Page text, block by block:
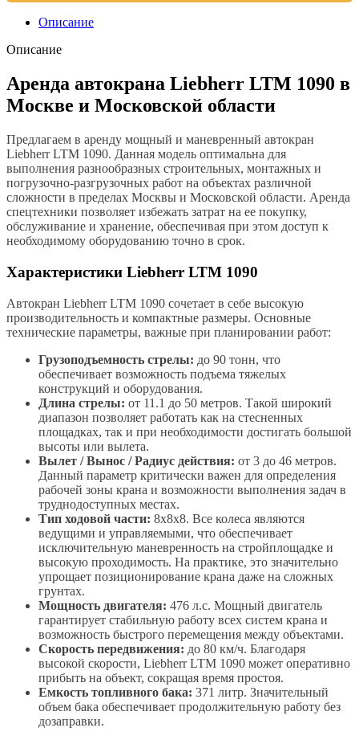
Описание
Описание
Аренда автокрана Liebherr LTM 1090 в
Москве и Московской области
Предлагаем в аренду мощный и маневренный автокран
Liebherr LTM 1090. Данная модель оптимальна для
выполнения разнообразных строительных, монтажных и
погрузочно-разгрузочных работ на объектах различной
сложности в пределах Москвы и Московской области. Аренда
спецтехники позволяет избежать затрат на ее покупку,
обслуживание и хранение, обеспечивая при этом доступ к
необходимому оборудованию точно в срок.
Характеристики Liebherr LTM 1090
Автокран Liebherr LTM 1090 сочетает в себе высокую
производительность и компактные размеры. Основные
технические параметры, важные при планировании работ:
Грузоподъемность стрелы: до 90 тонн, что
обеспечивает возможность подъема тяжелых
конструкций и оборудования.
Длина стрелы: от 11.1 до 50 метров. Такой широкий
диапазон позволяет работать как на стесненных
площадках, так и при необходимости достигать большой
высоты или вылета.
Вылет / Вынос / Радиус действия: от 3 до 46 метров.
Данный параметр критически важен для определения
рабочей зоны крана и возможности выполнения задач в
труднодоступных местах.
Тип ходовой части: 8х8х8. Все колеса являются
ведущими и управляемыми, что обеспечивает
исключительную маневренность на стройплощадке и
высокую проходимость. На практике, это значительно
упрощает позиционирование крана даже на сложных
грунтах.
Мощность двигателя: 476 л.с. Мощный двигатель
гарантирует стабильную работу всех систем крана и
возможность быстрого перемещения между объектами.
Скорость передвижения: до 80 км/ч. Благодаря
высокой скорости, Liebherr LTM 1090 может оперативно
прибыть на объект, сокращая время простоя.
Емкость топливного бака: 371 литр. Значительный
объем бака обеспечивает продолжительную работу без
дозаправки.